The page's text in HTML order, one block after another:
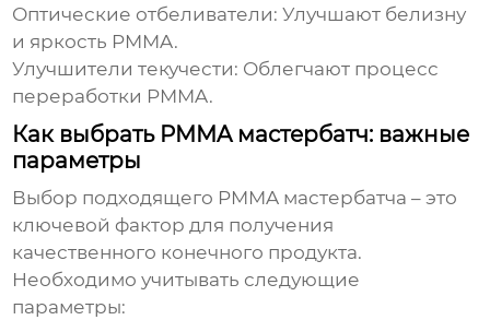
Оптические отбеливатели: Улучшают белизну
и яркость PMMA.
Улучшители текучести: Облегчают процесс
переработки PMMA.
Как выбрать PMMA мастербатч: важные
параметры
Выбор подходящего PMMA мастербатча – это
ключевой фактор для получения
качественного конечного продукта.
Необходимо учитывать следующие
параметры: